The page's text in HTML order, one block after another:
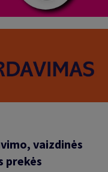
vaizdinės
prekės